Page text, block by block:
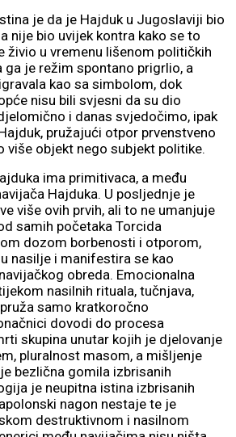
je da je Hajduk u Jugoslaviji bio
nije bio uvijek kontra kako se to
živio u vremenu lišenom političkih
ga je režim spontano prigrlio, a
kao sa simbolom, dok
nisu bili svjesni da su dio
i danas svjedočimo, ipak
pružajući otpor prvenstveno
više objekt nego subjekt politike.
ima primitivaca, a među
Hajduka. U posljednje je
više ovih prvih, ali to ne umanjuje
samih početaka Torcida
dozom borbenosti i otporom,
nasilje i manifestira se kao
obreda. Emocionalna
nasilnih rituala, tučnjava,
samo kratkoročno
dovodi do procesa
skupina unutar kojih je djelovanje
pluralnost masom, a mišljenje
bezlična gomila izbrisanih
je neupitna istina izbrisanih
nagon nestaje te je
destruktivnom i nasilnom